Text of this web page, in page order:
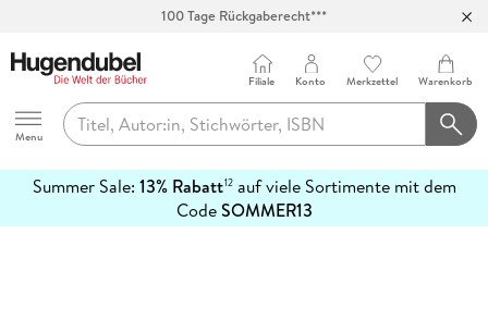
100 Tage Rückgaberecht***
Hugendubel
Menu
Filiale Konto Merkzettel Warenkorb
Summer Sale: 13% Rabatt12auf viele Sortimente mit dem
CodeSOMMER13
erfahren